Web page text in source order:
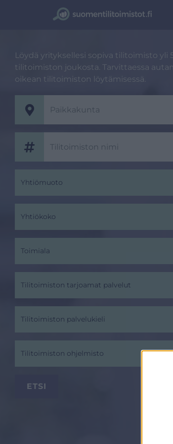
Löydä yrityksellesi sopiva tilitoimisto yli
tilitoimiston joukosta. Tarvittaessa
oikean tilitoimiston löytämisessä.
Yhtiömuoto
Yhtiökoko
Toimiala
Tilitoimiston tarjoamat palvelut
Tilitoimiston palvelukieli
Tilitoimiston ohjelmisto